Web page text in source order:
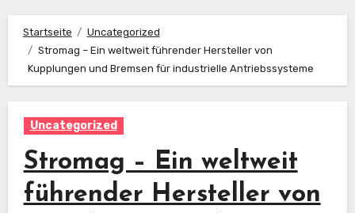
Startseite
Uncategorized
Stromag – Ein weltweit führender Hersteller von
Kupplungen und Bremsen für industrielle Antriebssysteme
Uncategorized
Stromag – Ein weltweit
führender Hersteller von